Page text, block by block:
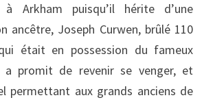
Arkham puisqu’il hérite d’une
ancêtre, Joseph Curwen, brûlé 110
était en possession du fameux
a promit de revenir se venger, et
permettant aux grands anciens de